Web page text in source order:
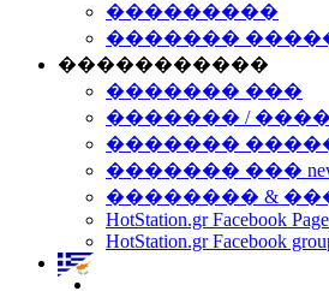
���������
�������
�����������
������� ���
������� /
�������
������� ���
�������� &
HotStation.gr Facebook Page
HotStation.gr Facebook